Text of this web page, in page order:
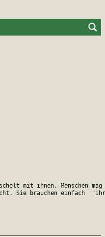
mit ihnen. Menschen
Sie brauchen einfach